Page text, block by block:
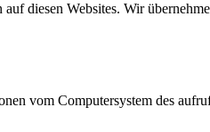
diesen Websites. Wir
vom Computersystem des